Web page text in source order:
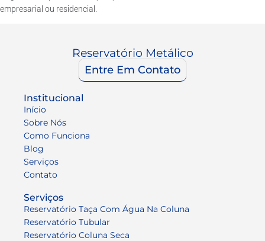
empresarial ou residencial.
Reservatório Metálico
Entre Em Contato
Institucional
Início
Sobre Nós
Como Funciona
Blog
Serviços
Contato
Serviços
Reservatório Taça Com Água Na Coluna
Reservatório Tubular
Reservatório Coluna Seca